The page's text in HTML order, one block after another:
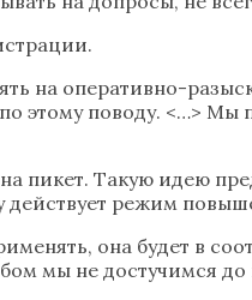
на оперативно-
этому поводу. <…>
пикет. Такую идею
режим
она будет в
мы не достучимся